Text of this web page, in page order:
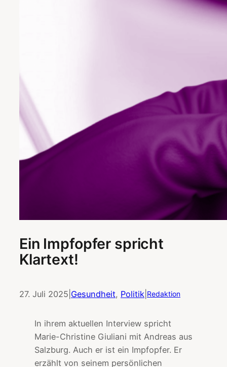
Ein Impfopfer spricht
Klartext!
27. Juli 2025 Gesundheit, Politik Redaktion
In ihrem aktuellen Interview spricht
Marie-Christine Giuliani mit Andreas aus
Salzburg. Auch er ist ein Impfopfer. Er
erzählt von seinem persönlichen